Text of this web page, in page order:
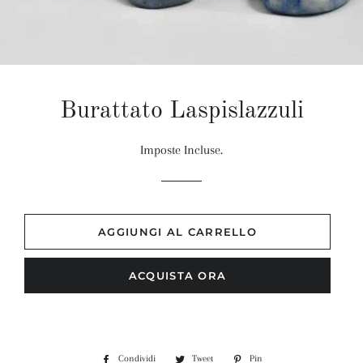
Burattato Laspislazzuli
Imposte Incluse.
AGGIUNGI AL CARRELLO
ACQUISTA ORA
Condividi CondividiTweet Twitta Pin